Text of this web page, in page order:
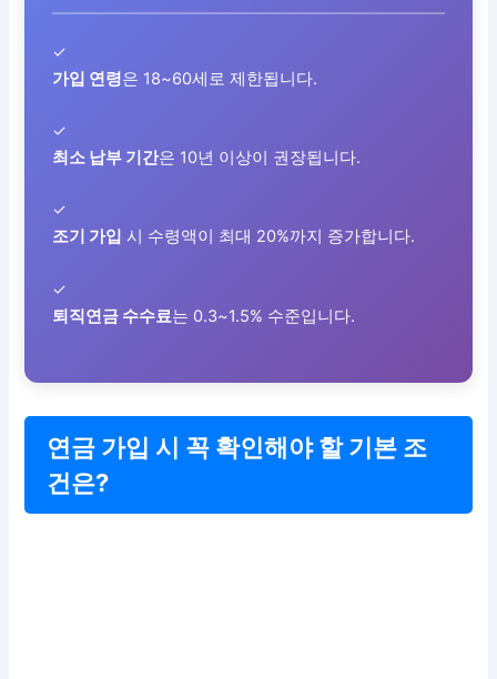
✓
가입 연령은 18~60세로 제한됩니다.
✓
최소 납부 기간은 10년 이상이 권장됩니다.
✓
조기 가입 시 수령액이 최대 20%까지 증가합니다.
✓
퇴직연금 수수료는 0.3~1.5% 수준입니다.
연금 가입 시 꼭 확인해야 할 기본 조
건은?